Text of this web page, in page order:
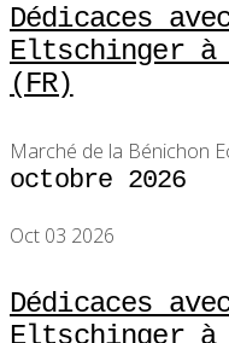
Dédicaces
Eltschinger à
(FR)
Marché de la Bénichon
octobre 2026
Oct 03 2026
Dédicaces